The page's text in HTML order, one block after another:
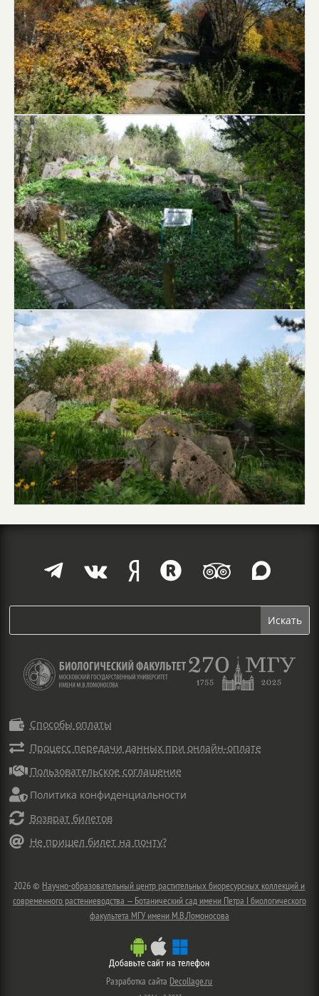
     
 Способы оплаты
 Процесс передачи данных при онлайн-оплате
 Пользовательское соглашение
 Политика конфиденциальности
 Возврат билетов
 Не пришел билет на почту?
2026 © Научно-образовательный центр растительных биоресурсных коллекций и
современного растениеводства — Ботанический сад имени Петра I биологического
факультета МГУ имени М.В.Ломоносова
Разработка сайта Decollage.ru